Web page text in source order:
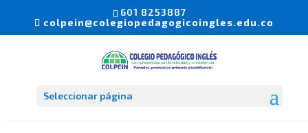
601 8253887
colpein@colegiopedagogicoingles.edu.co
Seleccionar página